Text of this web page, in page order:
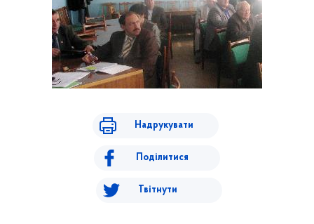
Надрукувати
Поділитися
Твітнути